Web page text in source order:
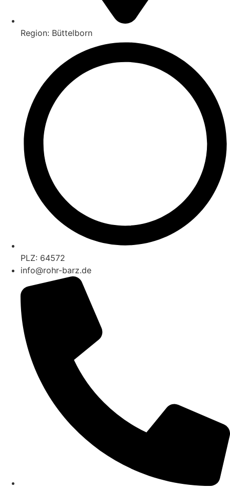
Region: Büttelborn
PLZ: 64572
info@rohr-barz.de